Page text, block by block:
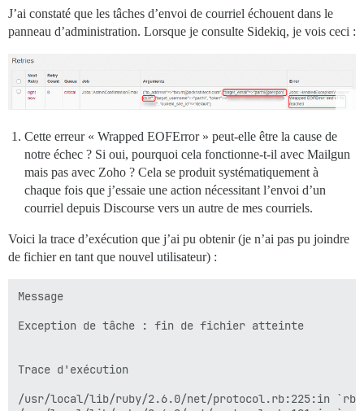
J’ai constaté que les tâches d’envoi de courriel échouent dans le
panneau d’administration. Lorsque je consulte Sidekiq, je vois ceci :
Cette erreur « Wrapped EOFError » peut-elle être la cause de
notre échec ? Si oui, pourquoi cela fonctionne-t-il avec Mailgun
mais pas avec Zoho ? Cela se produit systématiquement à
chaque fois que j’essaie une action nécessitant l’envoi d’un
courriel depuis Discourse vers un autre de mes courriels.
Voici la trace d’exécution que j’ai pu obtenir (je n’ai pas pu joindre
de fichier en tant que nouvel utilisateur) :
Message
Exception de tâche : fin de fichier atteinte
Trace d'exécution
/usr/local/lib/ruby/2.6.0/net/protocol.rb:225:in